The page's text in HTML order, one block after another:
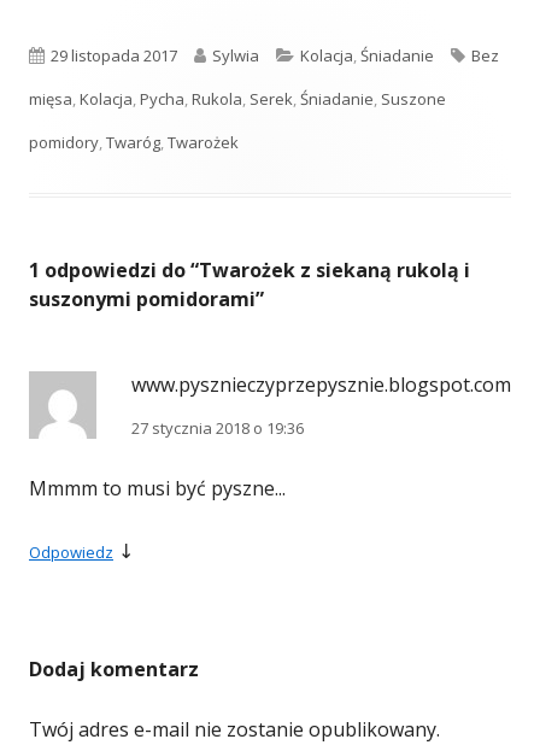
Opublikowano
29 listopada 2017 Autor
Sylwia Kategorie
Kolacja,Śniadanie Tagi
Bez
mięsa,Kolacja,Pycha,Rukola, Serek,Śniadanie, Suszone
pomidory,Twaróg,Twarożek
1 odpowiedzi do “Twarożek z siekaną rukolą i
suszonymi pomidorami”
www.pysznieczyprzepysznie.blogspot.com
27 stycznia 2018 o 19:36
Mmmm to musi być pyszne...
Odpowiedz ↓
Dodaj komentarz
Twój adres e-mail nie zostanie opublikowany.